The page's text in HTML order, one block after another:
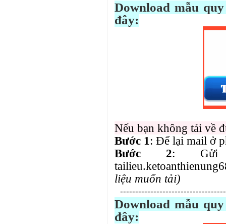
Download mẫu
đây:
Nếu bạn không tải về
Bước 1: Để lại mail ở
Bước 2: Gửi
tailieu.
liệu muốn tải)
Download mẫu
đây: